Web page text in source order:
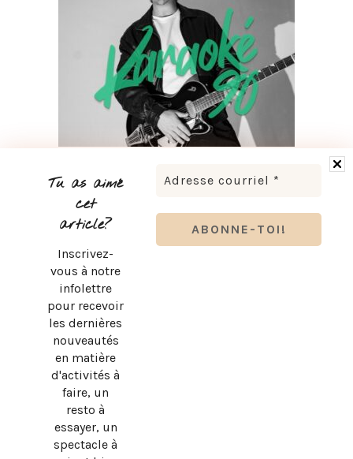
Tu as aimé
cet
article?
Inscrivez-
vous à notre
infolettre
pour recevoir
les dernières
nouveautés
en matière
d'activités à
faire, un
resto à
essayer, un
spectacle à